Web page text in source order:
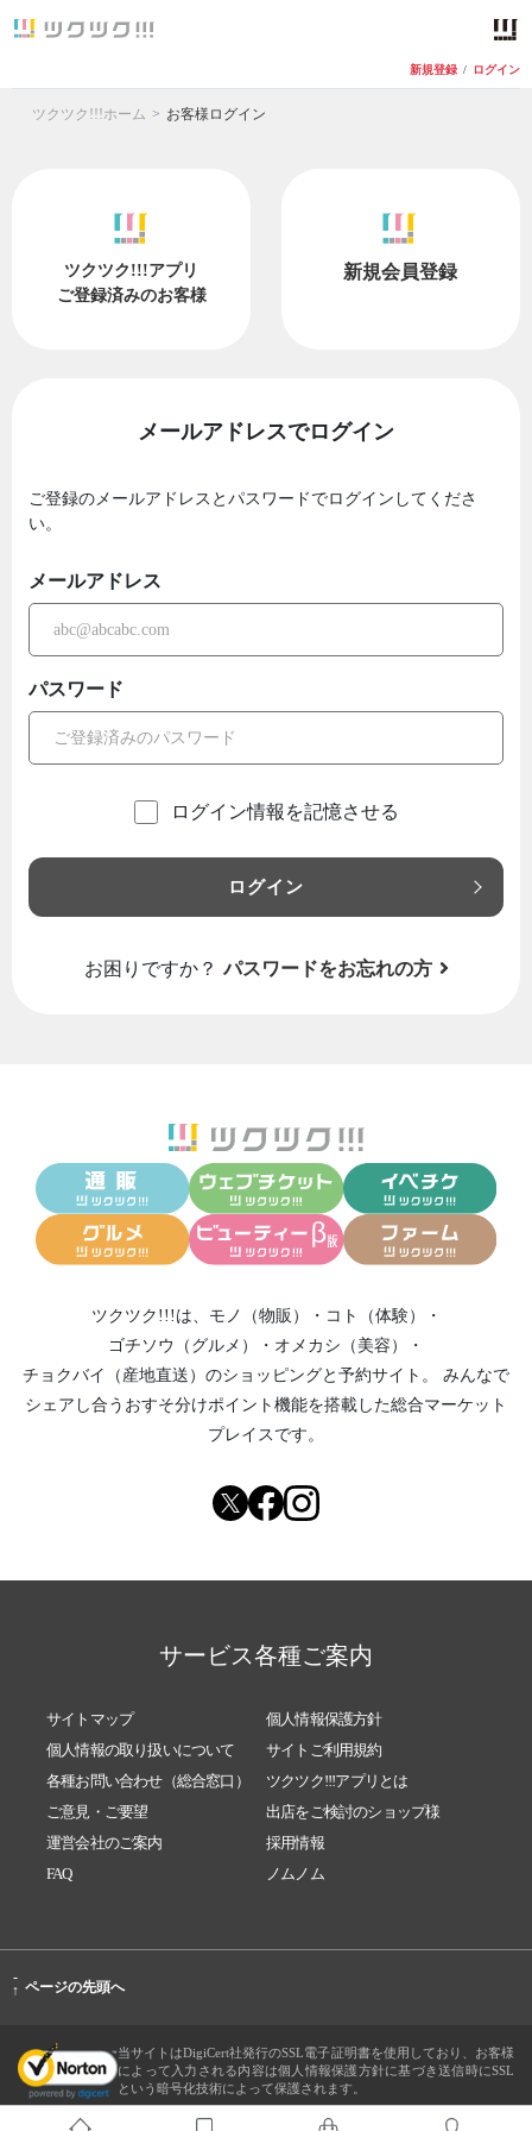
新規登録 / ログイン
ツクツク!!!ホーム お客様ログイン
ツクツク!!!アプリ
ご登録済みのお客様
新規会員登録
メールアドレスでログイン
ご登録のメールアドレスとパスワードでログインしてくださ
い。
メールアドレス
パスワード
ログイン情報を記憶させる
ログイン
お困りですか？ パスワードをお忘れの方
ツクツク!!!は、 モノ（物販） ・ コト（体験）
・
ゴチソウ（グルメ）
・ オメカシ（美容）
・
チョクバイ（産地直送） のショッピングと予約サイト。
みんなで
シェアし合う おすそ分けポイント機能を搭載した総合マーケット
プレイスです。
サービス各種ご案内
サイトマップ
個人情報保護方針
個人情報の取り扱いについて
サイトご利用規約
各種お問い合わせ（総合窓口）
ツクツク!!!アプリとは
ご意見・ご要望
出店をご検討のショップ様
運営会社のご案内
採用情報
FAQ
ノムノム
-
↑ ページの先頭へ
当サイトはDigiCert社発行のSSL電子証明書を使用しており、お客様
によって入力される内容は個人情報保護方針に基づき送信時にSSL
という暗号化技術によって保護されます。